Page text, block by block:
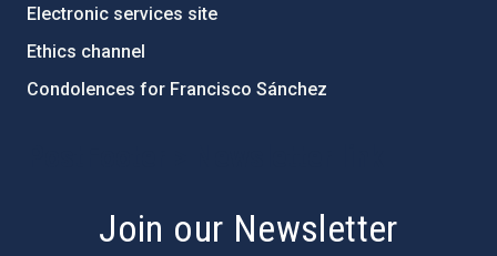
Electronic services site
Ethics channel
Condolences for Francisco Sánchez
Join our Newsletter